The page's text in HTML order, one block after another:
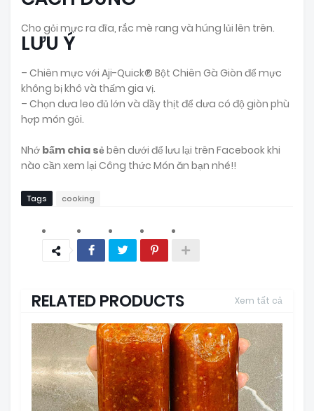
Cho gỏi mực ra đĩa, rắc mè rang và húng lủi lên trên.
LƯU Ý
– Chiên mực với Aji-Quick® Bột Chiên Gà Giòn để mực
không bị khô và thấm gia vị.
– Chọn dưa leo đủ lớn và dầy thịt để dưa có độ giòn phù
hợp món gỏi.
Nhớ bấm chia sẻbên dưới để lưu lại trên Facebook khi
nào cần xem lại Công thức Món ăn bạn nhé!!
Tags cooking
RELATED PRODUCTS Xem tất cả